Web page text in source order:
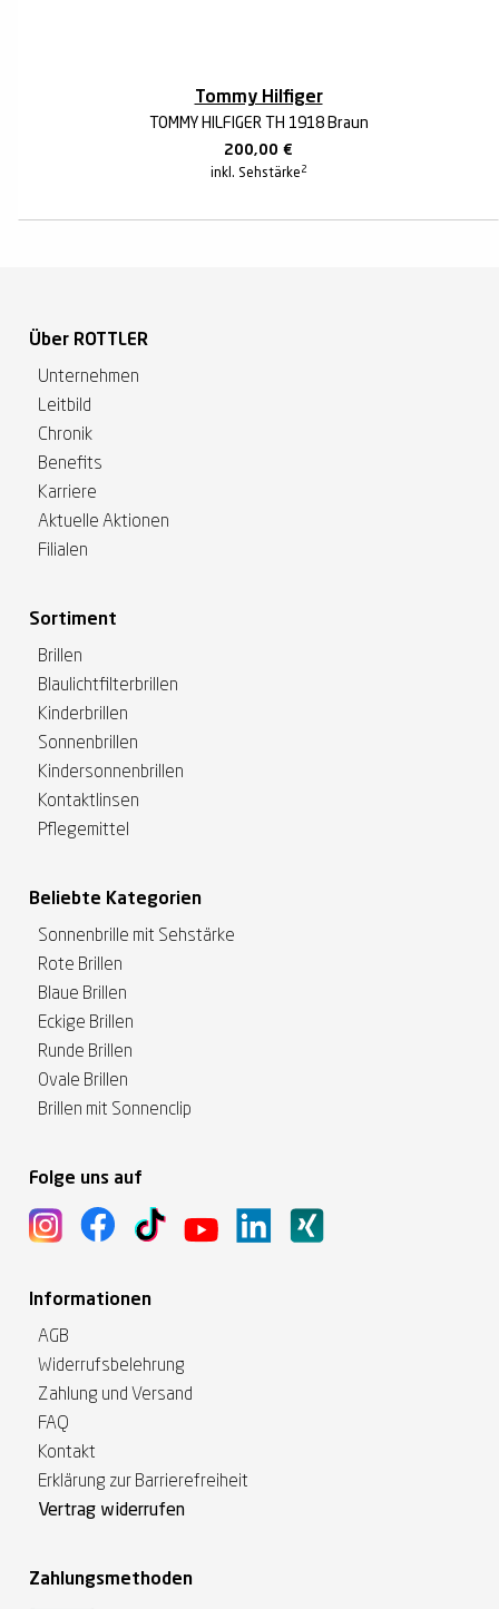
Tommy Hilfiger
TOMMY HILFIGER TH 1918 Braun
200,00 €
inkl. Sehstärke 2
Über ROTTLER
Unternehmen
Leitbild
Chronik
Benefits
Karriere
Aktuelle Aktionen
Filialen
Sortiment
Brillen
Blaulichtfilterbrillen
Kinderbrillen
Sonnenbrillen
Kindersonnenbrillen
Kontaktlinsen
Pflegemittel
Beliebte Kategorien
Sonnenbrille mit Sehstärke
Rote Brillen
Blaue Brillen
Eckige Brillen
Runde Brillen
Ovale Brillen
Brillen mit Sonnenclip
Folge uns auf
Informationen
AGB
Widerrufsbelehrung
Zahlung und Versand
FAQ
Kontakt
Erklärung zur Barrierefreiheit
Vertrag widerrufen
Zahlungsmethoden